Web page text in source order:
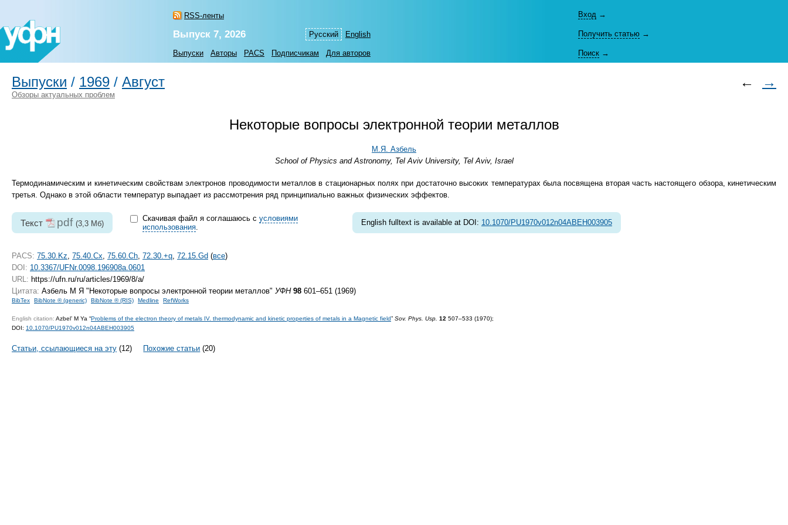
RSS-ленты
Русский English
Вход →
Выпуск 7, 2026 Получить статью →
Выпуски Авторы PACS Подписчикам Для авторов Поиск →
Выпуски / 1969 / Август ← →
Обзоры актуальных проблем
Некоторые вопросы электронной теории металлов
М.Я. Азбель
School of Physics and Astronomy, Tel Aviv University, Tel Aviv, Israel
Термодинамическим и кинетическим свойствам электронов проводимости металлов в стационарных полях при достаточно высоких температурах была посвящена вторая часть настоящего обзора, кинетическим
третья. Однако в этой области температур выпадает из рассмотрения ряд принципиально важных физических эффектов.
Текст pdf (3,3 Мб)
Скачивая файл я соглашаюсь с условиями
использования.
English fulltext is available at DOI: 10.1070/PU1970v012n04ABEH003905
PACS: 75.30.Kz 75.40.Cx 75.60.Ch 72.30.+q 72.15.Gd (все)
DOI: 10.3367/UFNr.0098.196908a.0601
URL: https://ufn.ru/ru/articles/1969/8/a/
Цитата: Азбель М Я "Некоторые вопросы электронной теории металлов" УФН 98 601–651 (1969)
BibTex BibNote ® (generic) BibNote ® (RIS) Medline RefWorks
English citation: Azbel’ M Ya “Problems of the electron theory of metals IV. thermodynamic and kinetic properties of metals in a Magnetic field” Sov. Phys. Usp. 12 507–533 (1970);
DOI: 10.1070/PU1970v012n04ABEH003905
Статьи, ссылающиеся на эту (12) Похожие статьи (20)